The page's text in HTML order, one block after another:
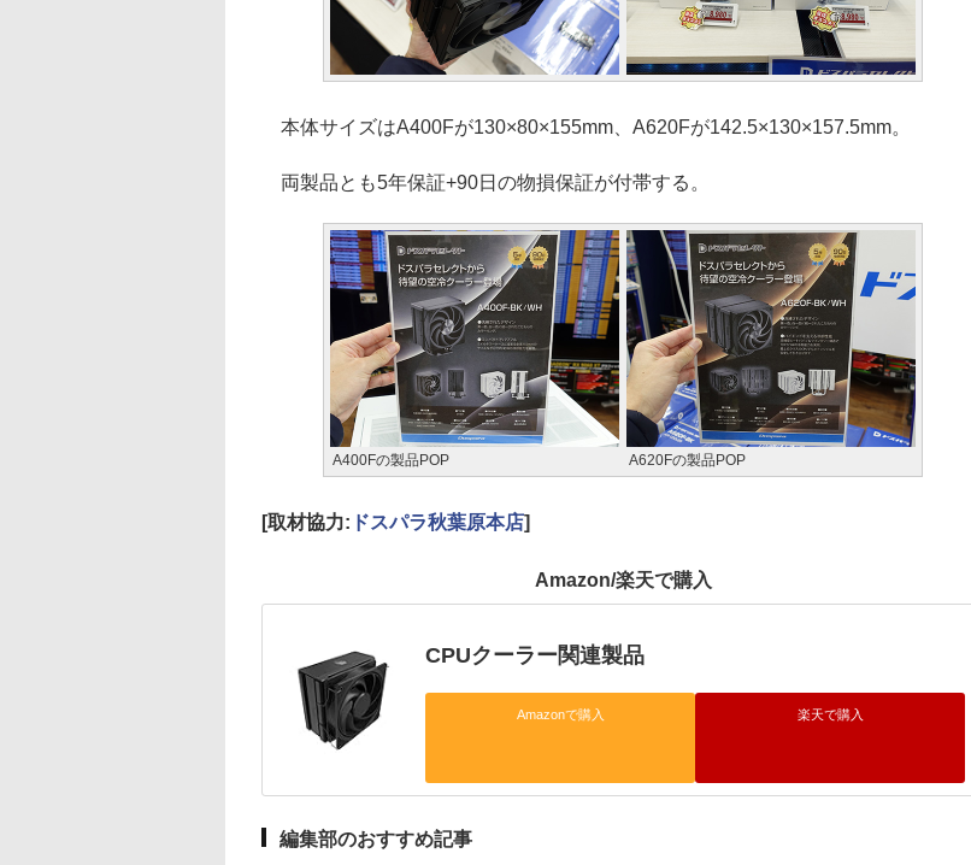
本体サイズはA400Fが130×80×155mm、A620Fが142.5×130×157.5mm。
両製品とも5年保証+90日の物損保証が付帯する。
A400Fの製品POP A620Fの製品POP
[取材協力: ドスパラ秋葉原本店]
Amazon/楽天で購入
CPUクーラー関連製品
Amazonで購入 楽天で購入
編集部のおすすめ記事